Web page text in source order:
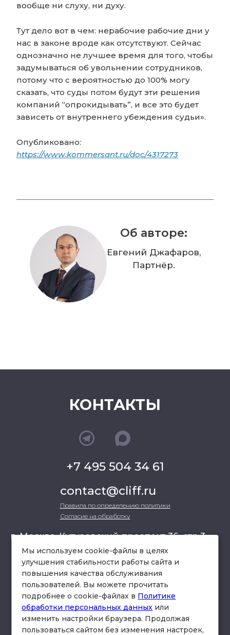
вообще ни слуху, ни духу.
Тут дело вот в чем: нерабочие рабочие дни у
нас в законе вроде как отсутствуют. Сейчас
однозначно не лучшее время для того, чтобы
задумываться об увольнении сотрудников,
потому что с вероятностью до 100% могу
сказать, что суды потом будут эти решения
компаний “опрокидывать”, и все это будет
зависеть от внутреннего убеждения судьи».
Опубликовано:
https://www.kommersant.ru/doc/4317273
Об авторе:
Евгений Джафаров,
Партнёр.
КОНТАКТЫ
+7 495 504 34 61
contact@cliff.ru
Правила по определению политики
Согласие на обработку
г. Москва, Кутузовский проспект 36, стр.3 ,
офис 301
схема проезда
Мы используем cookie-файлы в целях
улучшения стабильности работы сайта и
повышения качества обслуживания
пользователей. Вы можете прочитать
подробнее о cookie-файлах в Политике
обработки персональных данных или
изменить настройки браузера. Продолжая
пользоваться сайтом без изменения настроек,